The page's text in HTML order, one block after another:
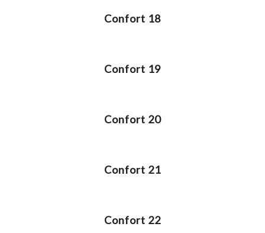
Confort 18
Confort 19
Confort 20
Confort 21
Confort 22